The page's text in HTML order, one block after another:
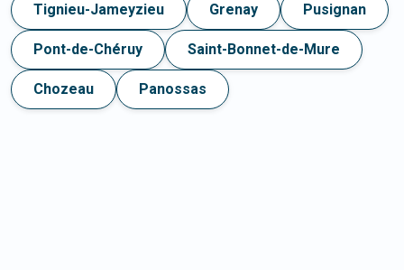
Tignieu-Jameyzieu Grenay Pusignan
Pont-de-Chéruy Saint-Bonnet-de-Mure
Chozeau Panossas